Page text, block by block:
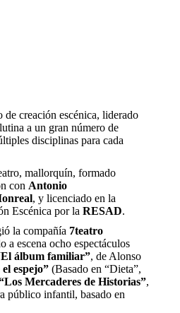
de creación escénica, liderado
a un gran número de
disciplinas para cada
mallorquín, formado
con Antonio
, y licenciado en la
Escénica por la RESAD.
la compañía 7teatro
a escena ocho espectáculos
álbum familiar”, de Alonso
espejo” (Basado en “Dieta”,
Mercaderes de Historias”,
público infantil, basado en